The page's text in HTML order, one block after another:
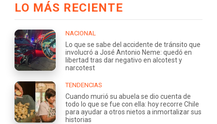
LO MÁS RECIENTE
NACIONAL
Lo que se sabe del accidente de tránsito que
involucró a José Antonio Neme: quedó en
libertad tras dar negativo en alcotest y
narcotest
TENDENCIAS
Cuando murió su abuela se dio cuenta de
todo lo que se fue con ella: hoy recorre Chile
para ayudar a otros nietos a inmortalizar sus
historias